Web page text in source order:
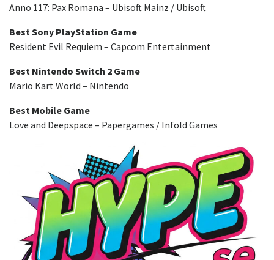
Anno 117: Pax Romana – Ubisoft Mainz / Ubisoft
Best Sony PlayStation Game
Resident Evil Requiem – Capcom Entertainment
Best Nintendo Switch 2 Game
Mario Kart World – Nintendo
Best Mobile Game
Love and Deepspace – Papergames / Infold Games